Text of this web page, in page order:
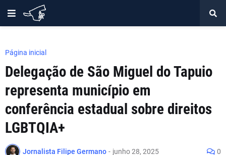
Página inicial
Delegação de São Miguel do Tapuio
representa município em
conferência estadual sobre direitos
LGBTQIA+
Jornalista Filipe Germano - junho 28, 2025 0